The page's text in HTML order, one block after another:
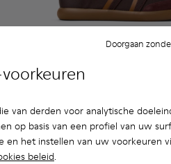
van derden voor analytische
op basis van een profiel van uw
en het instellen van uw voorkeuren
beleid.
Doorgaan
Pelotas Soller - K101056-
Pelotas Soller
72 €
120 € -40%